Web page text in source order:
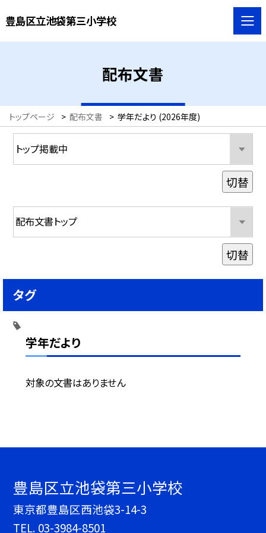
豊島区立池袋第三小学校
配布文書
トップページ > 配布文書 > 学年だより (2026年度)
学年だより
対象の文書はありません
切替
切替
タグ
豊島区立池袋第三小学校
東京都豊島区西池袋3-14-3
TEL. 03-3984-8501